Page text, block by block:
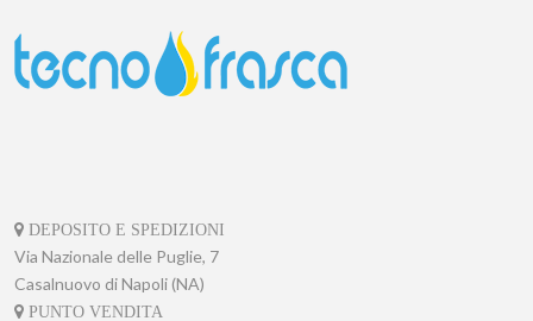
DEPOSITO E SPEDIZIONI
Via Nazionale delle Puglie, 7
Casalnuovo di Napoli (NA)
PUNTO VENDITA